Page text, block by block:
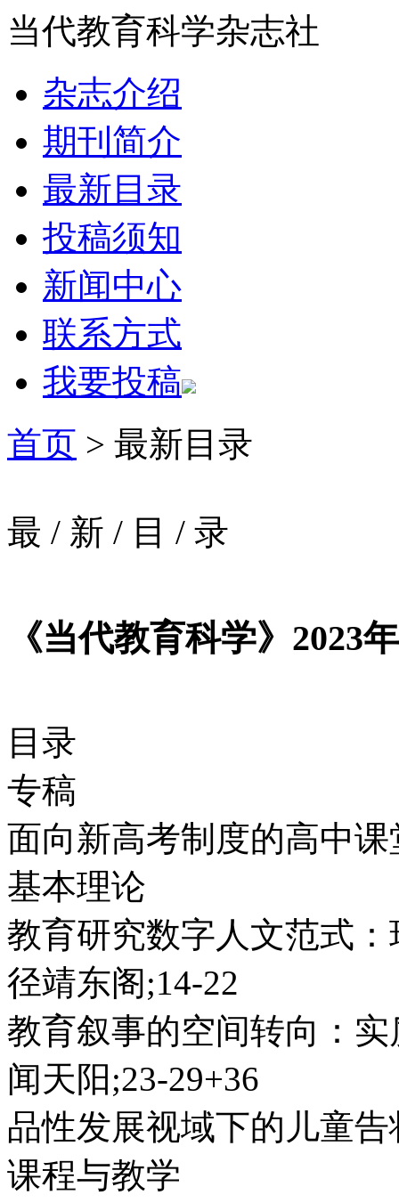
当代教育科学杂志社
杂志介绍
期刊简介
最新目录
投稿须知
新闻中心
联系方式
我要投稿
首页 > 最新目录
最 / 新 / 目 / 录
《当代教育科学》2023
目录
专稿
面向新高考制度的高中
基本理论
教育研究数字人文范式
径靖东阁;14-22
教育叙事的空间转向：
闻天阳;23-29+36
品性发展视域下的儿童
课程与教学